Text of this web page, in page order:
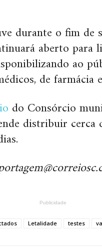
durante o fim de
aberto para
ao
de farmácia
do Consórcio
distribuir cerca
Publicidade
Letalidade testes